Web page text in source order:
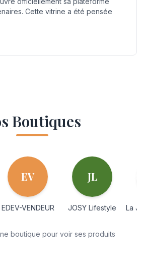
Cette vitrine a été pensée
Boutiques
JOSY Lifestyle La Jeune
boutique pour voir ses produits